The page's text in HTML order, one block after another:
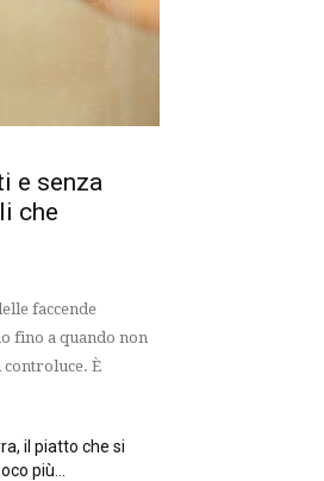
e senza
che
faccende
fino a quando non
È
il piatto che si
più...